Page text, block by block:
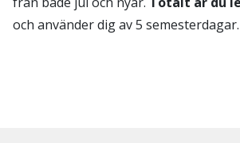
och använder dig av 5 semesterdagar.